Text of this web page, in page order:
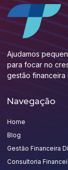
Ajudamos
para focar no
gestão
Navegação
Home
Blog
Gestão Financeira
Consultoria